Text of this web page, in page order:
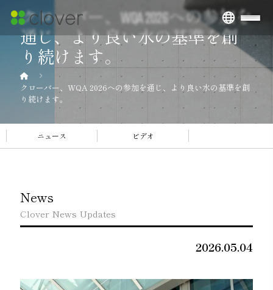
クローバー、WQA 2026への参加を
通じ、より良い水の基準を創
り続けます。
クローバー、WQA 2026への参加を通じ、より良い水の基準を創
り続けます。
ニュース ビデオ
News
Clover News Updates
2026.05.04